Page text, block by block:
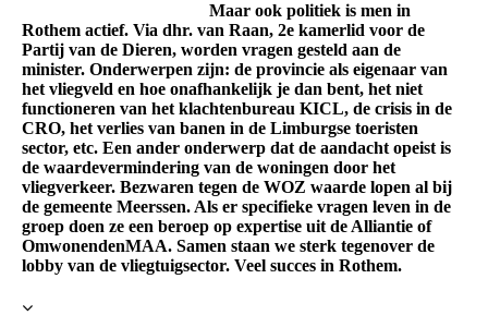
Maar ook politiek is men in
Rothem actief. Via dhr. van Raan, 2e kamerlid voor de
Partij van de Dieren, worden vragen gesteld aan de
minister. Onderwerpen zijn: de provincie als eigenaar van
het vliegveld en hoe onafhankelijk je dan bent, het niet
functioneren van het klachtenbureau KICL, de crisis in de
CRO, het verlies van banen in de Limburgse toeristen
sector, etc. Een ander onderwerp dat de aandacht opeist is
de waardevermindering van de woningen door het
vliegverkeer. Bezwaren tegen de WOZ waarde lopen al bij
de gemeente Meerssen. Als er specifieke vragen leven in de
groep doen ze een beroep op expertise uit de Alliantie of
OmwonendenMAA. Samen staan we sterk tegenover de
lobby van de vliegtuigsector. Veel succes in Rothem.